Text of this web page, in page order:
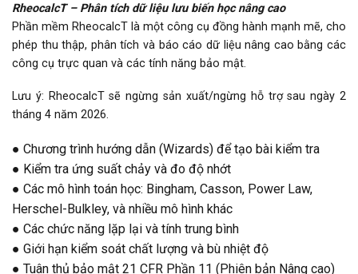
RheocalcT – Phân tích dữ liệu lưu biến học nâng cao
Phần mềm RheocalcT là một công cụ đồng hành mạnh mẽ, cho
phép thu thập, phân tích và báo cáo dữ liệu nâng cao bằng các
công cụ trực quan và các tính năng bảo mật.
Lưu ý: RheocalcT sẽ ngừng sản xuất/ngừng hỗ trợ sau ngày 2
tháng 4 năm 2026.
● Chương trình hướng dẫn (Wizards) để tạo bài kiểm tra
● Kiểm tra ứng suất chảy và đo độ nhớt
● Các mô hình toán học: Bingham, Casson, Power Law,
Herschel-Bulkley, và nhiều mô hình khác
● Các chức năng lặp lại và tính trung bình
● Giới hạn kiểm soát chất lượng và bù nhiệt độ
● Tuân thủ bảo mật 21 CFR Phần 11 (Phiên bản Nâng cao)